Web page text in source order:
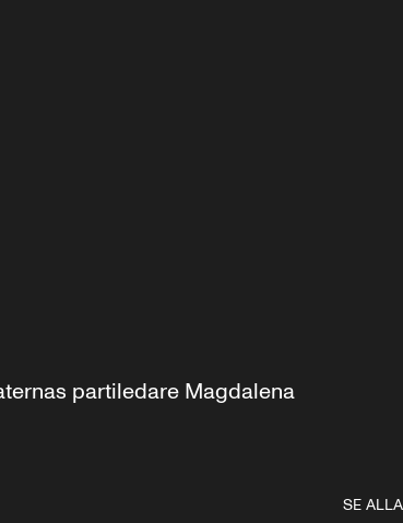
partiledare Magdalena
SE ALLA